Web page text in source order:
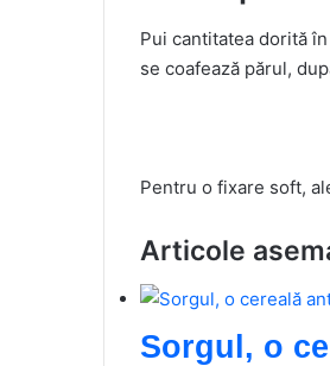
Pui cantitatea dorită
se coafează părul,
Pentru o fixare soft,
Articole
Sorgul, o